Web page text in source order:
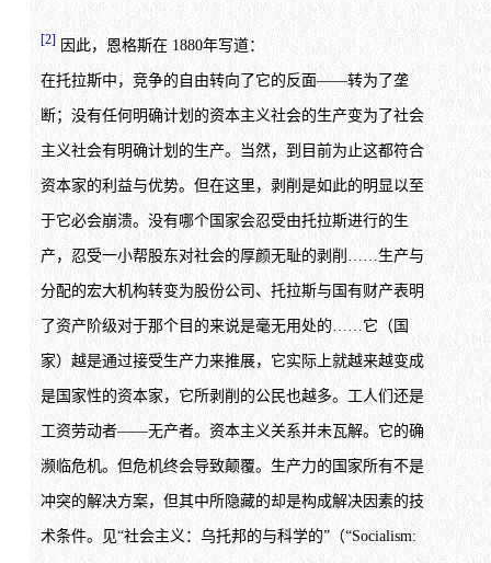
[2] 因此，恩格斯在 1880年写道：
在托拉斯中，竞争的自由转向了它的反面——转为了垄
断；没有任何明确计划的资本主义社会的生产变为了社会
主义社会有明确计划的生产。当然，到目前为止这都符合
资本家的利益与优势。但在这里，剥削是如此的明显以至
于它必会崩溃。没有哪个国家会忍受由托拉斯进行的生
产，忍受一小帮股东对社会的厚颜无耻的剥削……生产与
分配的宏大机构转变为股份公司、托拉斯与国有财产表明
了资产阶级对于那个目的来说是毫无用处的……它（国
家）越是通过接受生产力来推展，它实际上就越来越变成
是国家性的资本家，它所剥削的公民也越多。工人们还是
工资劳动者——无产者。资本主义关系并未瓦解。它的确
濒临危机。但危机终会导致颠覆。生产力的国家所有不是
冲突的解决方案，但其中所隐藏的却是构成解决因素的技
术条件。见“社会主义：乌托邦的与科学的”（“Socialism: